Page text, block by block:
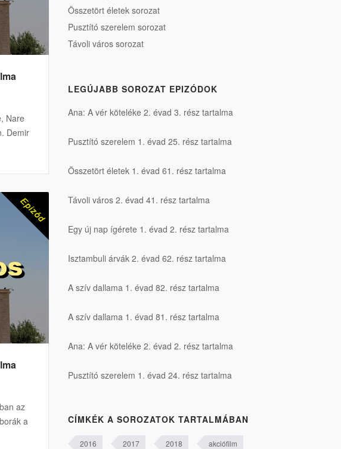
Nare
Demir
az
a
Összetört életek sorozat
Pusztító szerelem sorozat
Távoli város sorozat
LEGÚJABB SOROZAT EPIZÓDOK
Ana: A vér köteléke 2. évad 3. rész tartalma
Pusztító szerelem 1. évad 25. rész tartalma
Összetört életek 1. évad 61. rész tartalma
Távoli város 2. évad 41. rész tartalma
Egy új nap ígérete 1. évad 2. rész tartalma
Isztambuli árvák 2. évad 62. rész tartalma
A szív dallama 1. évad 82. rész tartalma
A szív dallama 1. évad 81. rész tartalma
Ana: A vér köteléke 2. évad 2. rész tartalma
Pusztító szerelem 1. évad 24. rész tartalma
CÍMKÉK A SOROZATOK TARTALMÁBAN
2016 2017 2018 akciófilm